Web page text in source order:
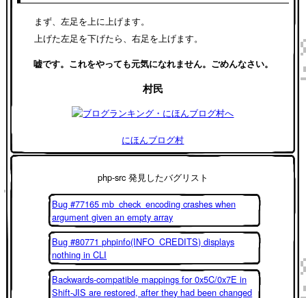
まず、左足を上に上げます。
上げた左足を下げたら、右足を上げます。
嘘です。これをやっても元気になれません。ごめんなさい。
村民
にほんブログ村
php-src 発見したバグリスト
Bug #77165 mb_check_encoding crashes when
argument given an empty array
Bug #80771 phpinfo(INFO_CREDITS) displays
nothing in CLI
Backwards-compatible mappings for 0x5C/0x7E in
Shift-JIS are restored, after they had been changed